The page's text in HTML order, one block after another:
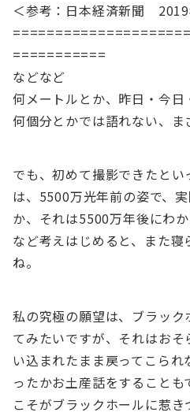
＜参考：日本経済新聞
===========
などなど
何メートルとか、昨日・今
何個分とかでは語れない、ま
でも、初めて撮影できたとい
は、5500万光年前の姿で、
か、それは5500万年後にわ
など考えはじめると、また
ね。
私の究極の願望は、ブラッ
てみたいですが、それはお
い込まれたまま戻ってこら
ったかお土産話をすること
こそがブラックホールに惹き